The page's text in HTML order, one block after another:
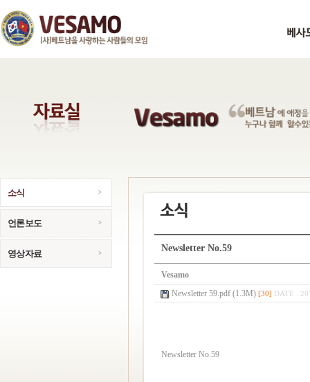
소식
언론보도
영상자료
Newsletter No.59
Vesamo
Newsletter 59.pdf (1.3M) [30] DATE :
Newsletter No.59